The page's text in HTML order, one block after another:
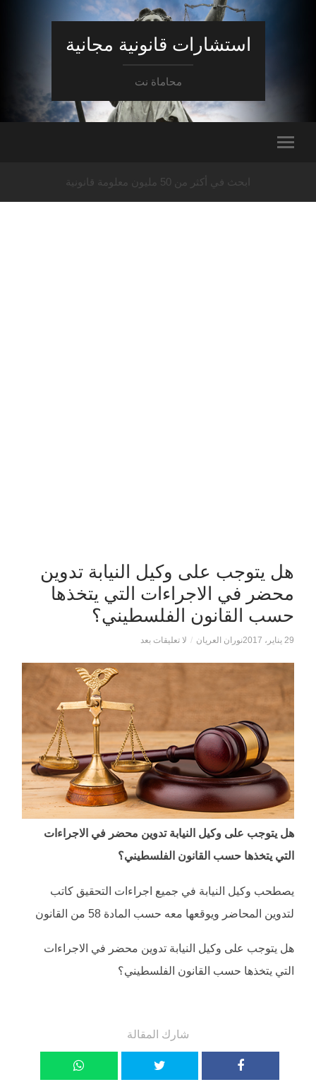
استشارات قانونية مجانية
محاماة نت
ابحث في أكثر من 50 مليون معلومة قانونية
هل يتوجب على وكيل النيابة تدوين
محضر في الاجراءات التي يتخذها
حسب القانون الفلسطيني؟
29 يناير، 2017 نوران العريان / لا تعليقات بعد
هل يتوجب على وكيل النيابة تدوين محضر في الاجراءات
التي يتخذها حسب القانون الفلسطيني؟
يصطحب وكيل النيابة في جميع اجراءات التحقيق كاتب
لتدوين المحاضر ويوقعها معه حسب المادة 58 من القانون
هل يتوجب على وكيل النيابة تدوين محضر في الاجراءات
التي يتخذها حسب القانون الفلسطيني؟
شارك المقالة